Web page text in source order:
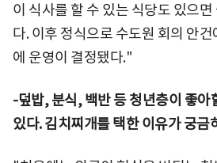
이 식사를 할 수 있는 식당도 있으
다. 이후 정식으로 수도원 회의 안
에 운영이 결정됐다."
-덮밥, 분식, 백반 등 청년층이 좋아
있다. 김치찌개를 택한 이유가 궁금